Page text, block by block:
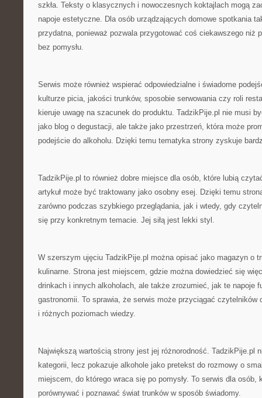
szkła. Teksty o klasycznych i nowoczesnych koktajlach mogą
napoje estetyczne. Dla osób urządzających domowe spotkania
przydatna, ponieważ pozwala przygotować coś ciekawszego niż
bez pomysłu.
Serwis może również wspierać odpowiedzialne i świadome
kulturze picia, jakości trunków, sposobie serwowania czy roli
kieruje uwagę na szacunek do produktu. TadzikPije.pl nie musi
jako blog o degustacji, ale także jako przestrzeń, która może
podejście do alkoholu. Dzięki temu tematyka strony zyskuje
TadzikPije.pl to również dobre miejsce dla osób, które lubią
artykuł może być traktowany jako osobny esej. Dzięki temu
zarówno podczas szybkiego przeglądania, jak i wtedy, gdy
się przy konkretnym temacie. Jej siłą jest lekki styl.
W szerszym ujęciu TadzikPije.pl można opisać jako magazyn o
kulinarne. Strona jest miejscem, gdzie można dowiedzieć się
drinkach i innych alkoholach, ale także zrozumieć, jak te napoje
gastronomii. To sprawia, że serwis może przyciągać czytelników
i różnych poziomach wiedzy.
Największą wartością strony jest jej różnorodność. TadzikPije.pl
kategorii, lecz pokazuje alkohole jako pretekst do rozmowy o
miejscem, do którego wraca się po pomysły. To serwis dla osób,
porównywać i poznawać świat trunków w sposób świadomy.